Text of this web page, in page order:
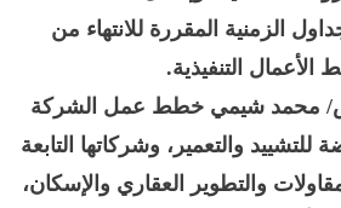
الزمنية المقررة للانتهاء من
التنفيذية.
محمد شيمي خطط عمل الشركة
للتشييد والتعمير، وشركاتها التابعة
والتطوير العقاري والإسكان،